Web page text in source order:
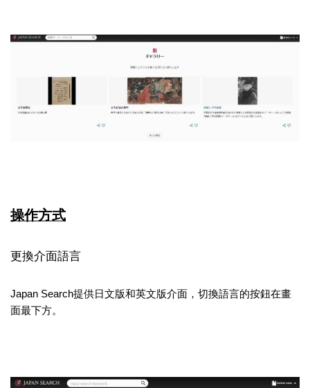
操作方式
更換介面語言
Japan Search提供日文版和英文版介面，切換語言的按鈕在畫
面最下方。